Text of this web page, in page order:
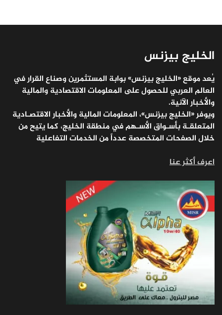
الخليج بيزنس
يُعد موقع «الخليج بيزنس» بوابة المستثمرين وصناع القرار في
العالم العربي للحصول على المعلومات الاقتصادية والمالية
والأخبار الآنية.
ويوفر «الخليج بيزنس»، المعلومات المالية والأخبار الاقتصـادية
المتعلقـة بأسـواق الأسـهم في منطقة الخليج، كما يتيح من
خلال الصفحات المتخصصة عدداً من الخدمات التفاعلية
اعرف أكثر عنا